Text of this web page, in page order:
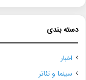
دسته بندی
اخبار
سینما و تئاتر